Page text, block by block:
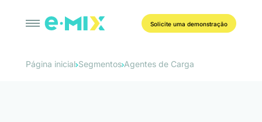
Solicite uma demonstração
Página inicial Segmentos Agentes de Carga